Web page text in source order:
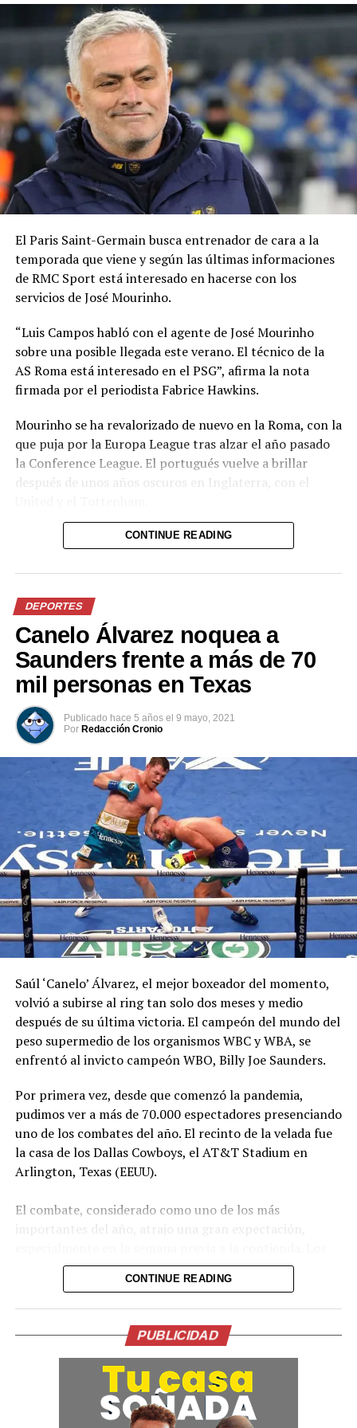
El Paris Saint-Germain busca entrenador de cara a la
temporada que viene y según las últimas informaciones
de RMC Sport está interesado en hacerse con los
servicios de José Mourinho.
“Luis Campos habló con el agente de José Mourinho
sobre una posible llegada este verano. El técnico de la
AS Roma está interesado en el PSG”, afirma la nota
firmada por el periodista Fabrice Hawkins.
Mourinho se ha revalorizado de nuevo en la Roma, con la
que puja por la Europa League tras alzar el año pasado
la Conference League. El portugués vuelve a brillar
después de unos años oscuros en Inglaterra, con el
El problema es que Mourinho tiene contrato con la
para salir este verano. Aun así, se detalla que Mourinho
terminará marchándose del Olímpico una vez finalice la
actual temporada.
Comparte esto:
Facebook X
Me gusta esto:
CONTINUE READING
DEPORTES
Canelo Álvarez noquea a
Saunders frente a más de 70
mil personas en Texas
Publicado hace 5 años el 9 mayo, 2021
Por Redacción Cronio
Saúl ‘Canelo’ Álvarez, el mejor boxeador del momento,
volvió a subirse al ring tan solo dos meses y medio
después de su última victoria. El campeón del mundo del
peso supermedio de los organismos WBC y WBA, se
enfrentó al invicto campeón WBO, Billy Joe Saunders.
Por primera vez, desde que comenzó la pandemia,
pudimos ver a más de 70.000 espectadores presenciando
uno de los combates del año. El recinto de la velada fue
la casa de los Dallas Cowboys, el AT&T Stadium en
Arlington, Texas (EEUU).
El combate, considerado como uno de los más
importantes del año, atrajo una gran expectación,
equipos de ambos boxeadores se hospedaron el
mismo hotel ‘burbuja’ debido a las medidas de
protección por la pandemia. Desde el primer día
pudimos presenciar las batallas previas al combate, lo
que atrajo a los medios de todo el mundo.
¡Te voy a noquear!
El británico llegó acompañado de su amigo y campeón
CONTINUE READING
PUBLICIDAD